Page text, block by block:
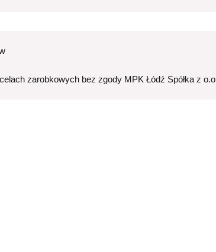
zarobkowych bez zgody MPK Łódź Spółka z o.o